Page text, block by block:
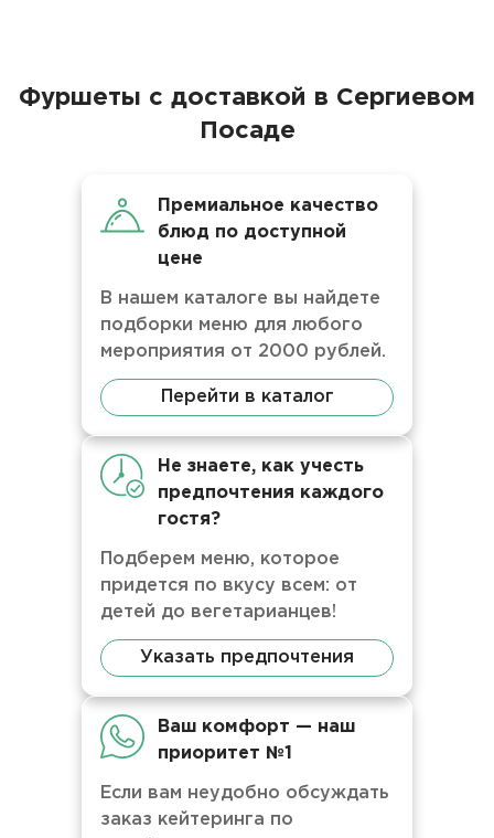
Фуршеты с доставкой в Сергиевом
Посаде
Премиальное качество
блюд по доступной
цене
В нашем каталоге вы найдете
подборки меню для любого
мероприятия от 2000 рублей.
Перейти в каталог
Не знаете, как учесть
предпочтения каждого
гостя?
Подберем меню, которое
придется по вкусу всем: от
детей до вегетарианцев!
Указать предпочтения
Ваш комфорт — наш
приоритет №1
Если вам неудобно обсуждать
заказ кейтеринга по